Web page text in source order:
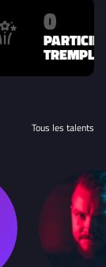
0
Tous les talents